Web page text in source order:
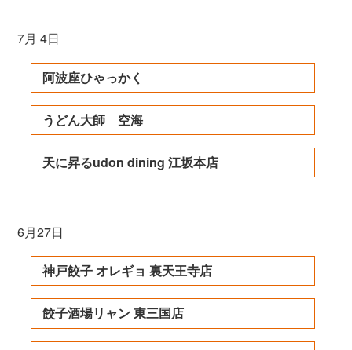
7月 4日
阿波座ひゃっかく
うどん大師 空海
天に昇るudon dining 江坂本店
6月27日
神戸餃子 オレギョ 裏天王寺店
餃子酒場リャン 東三国店